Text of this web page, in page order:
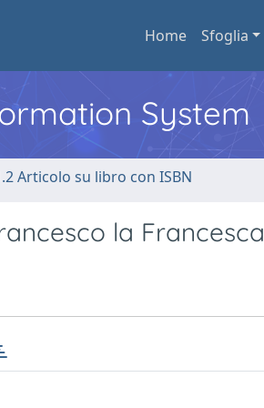
Home Sfoglia
System
Articolo su libro con ISBN
la Francesca